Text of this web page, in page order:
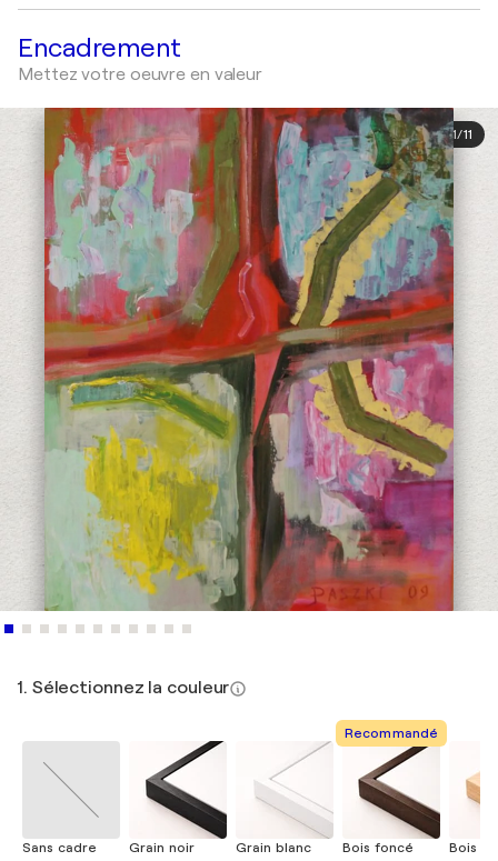
Encadrement
Mettez votre oeuvre en valeur
1/11
1. Sélectionnez la couleur
Sans cadre
Grain noir
Grain blanc
Recommandé
Bois foncé
Bois